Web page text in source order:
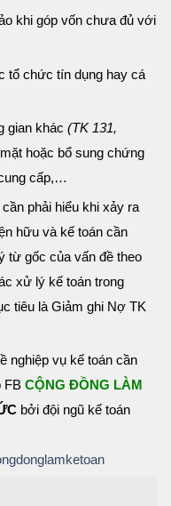
khi góp vốn chưa đủ với
tổ chức tín dụng hay cá
gian khác (TK 131,
hoặc bổ sung chứng
cấp,…
phải hiểu khi xảy ra
hữu và kế toán cần
từ gốc của vấn đề theo
xử lý kế toán trong
tiêu là Giảm ghi Nợ TK
nghiệp vụ kế toán cần
FB CỘNG ĐỒNG LÀM
bởi đội ngũ kế toán